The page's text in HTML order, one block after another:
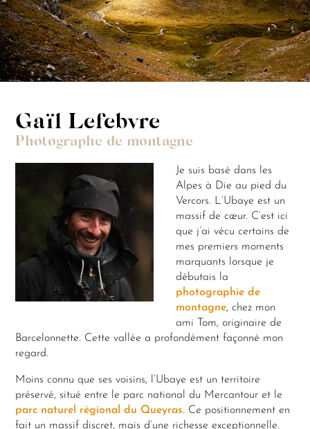
Gaïl Lefebvre
Photographe de montagne
Je suis basé dans les
Alpes à Die au pied du
Vercors. L’Ubaye est un
massif de cœur. C’est ici
que j’ai vécu certains de
mes premiers moments
marquants lorsque je
débutais la
photographie de
montagne, chez mon
ami Tom, originaire de
Barcelonnette. Cette vallée a profondément façonné mon
regard.
Moins connu que ses voisins, l’Ubaye est un territoire
préservé, situé entre le parc national du Mercantour et le
parc naturel régional du Queyras. Ce positionnement en
fait un massif discret, mais d’une richesse exceptionnelle.